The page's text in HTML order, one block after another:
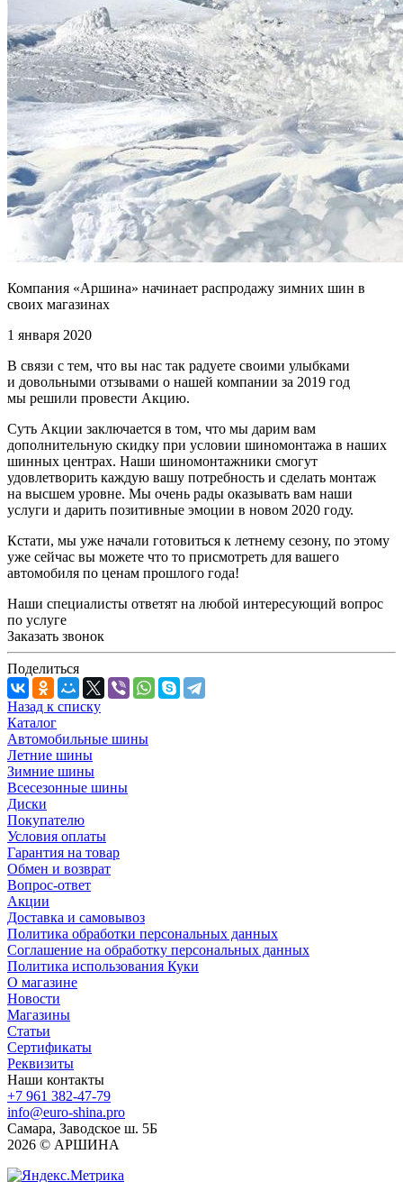
Компания «Аршина» начинает распродажу зимних шин в
своих магазинах
1 января 2020
В связи с тем, что вы нас так радуете своими улыбками
и довольными отзывами о нашей компании за 2019 год
мы решили провести Акцию.
Суть Акции заключается в том, что мы дарим вам
дополнительную скидку при условии шиномонтажа в наших
шинных центрах. Наши шиномонтажники смогут
удовлетворить каждую вашу потребность и сделать монтаж
на высшем уровне. Мы очень рады оказывать вам наши
услуги и дарить позитивные эмоции в новом 2020 году.
Кстати, мы уже начали готовиться к летнему сезону, по этому
уже сейчас вы можете что то присмотреть для вашего
автомобиля по ценам прошлого года!
Наши специалисты ответят на любой интересующий вопрос
по услуге
Заказать звонок
Поделиться
Назад к списку
Каталог
Автомобильные шины
Летние шины
Зимние шины
Всесезонные шины
Диски
Покупателю
Условия оплаты
Гарантия на товар
Обмен и возврат
Вопрос-ответ
Акции
Доставка и самовывоз
Политика обработки персональных данных
Соглашение на обработку персональных данных
Политика использования Куки
О магазине
Новости
Магазины
Статьи
Сертификаты
Реквизиты
Наши контакты
+7 961 382-47-79
info@euro-shina.pro
Самара, Заводское ш. 5Б
2026 © АРШИНА